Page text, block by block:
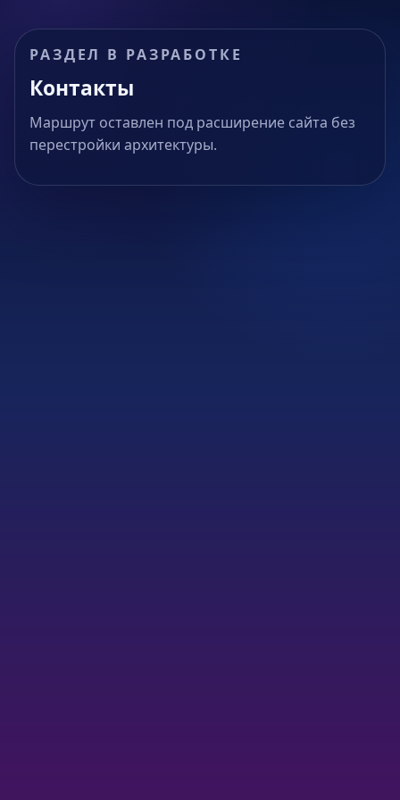
РАЗДЕЛ В РАЗРАБОТКЕ
Контакты
Маршрут оставлен под расширение сайта без
перестройки архитектуры.